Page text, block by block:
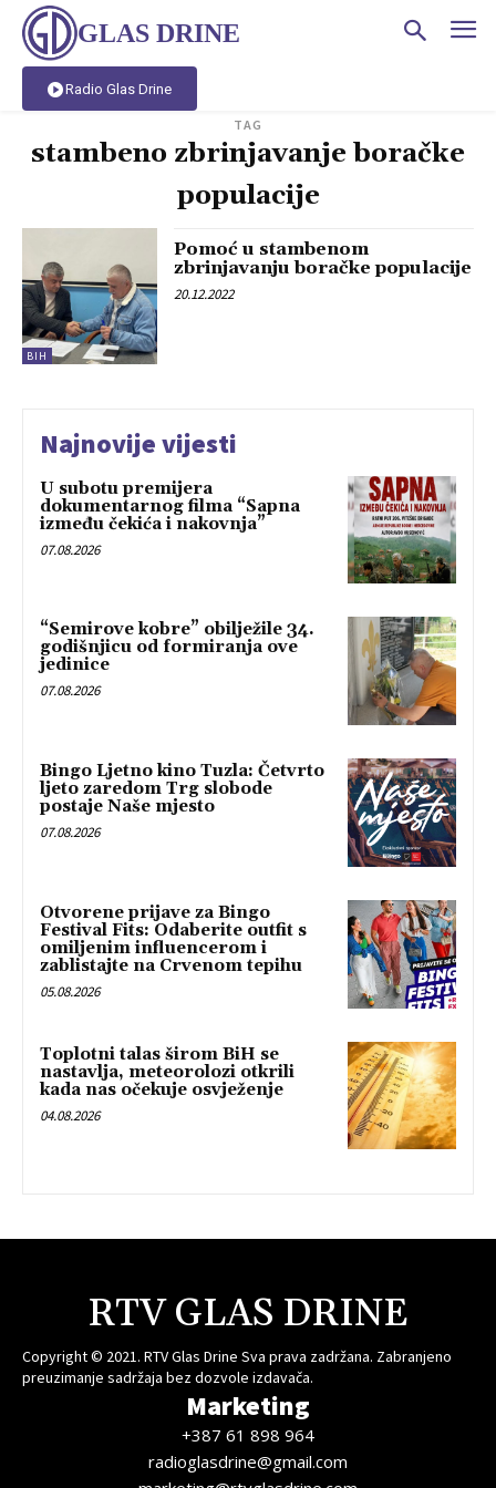
GLAS DRINE
Radio Glas Drine
TAG
stambeno zbrinjavanje boračke
populacije
BIH
Pomoć u stambenom
zbrinjavanju boračke populacije
20.12.2022
Najnovije vijesti
U subotu premijera
dokumentarnog filma “Sapna
između čekića i nakovnja”
07.08.2026
“Semirove kobre” obilježile 34.
godišnjicu od formiranja ove
jedinice
07.08.2026
Bingo Ljetno kino Tuzla: Četvrto
ljeto zaredom Trg slobode
postaje Naše mjesto
07.08.2026
Otvorene prijave za Bingo
Festival Fits: Odaberite outfit s
omiljenim influencerom i
zablistajte na Crvenom tepihu
05.08.2026
Toplotni talas širom BiH se
nastavlja, meteorolozi otkrili
kada nas očekuje osvježenje
04.08.2026
RTV GLAS DRINE
Copyright © 2021. RTV Glas Drine Sva prava zadržana. Zabranjeno
preuzimanje sadržaja bez dozvole izdavača.
Marketing
+387 61 898 964
radioglasdrine@gmail.com